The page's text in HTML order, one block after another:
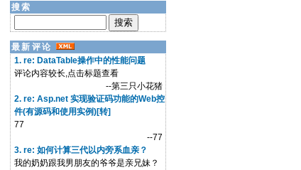
搜索
最新评论
1. re: DataTable操作中的性能问题
评论内容较长,点击标题查看
--第三只小花猪
2. re: Asp.net 实现验证码功能的Web控
件(有源码和使用实例)[转]
77
--77
3. re: 如何计算三代以内旁系血亲？
我的奶奶跟我男朋友的爷爷是亲兄妹？